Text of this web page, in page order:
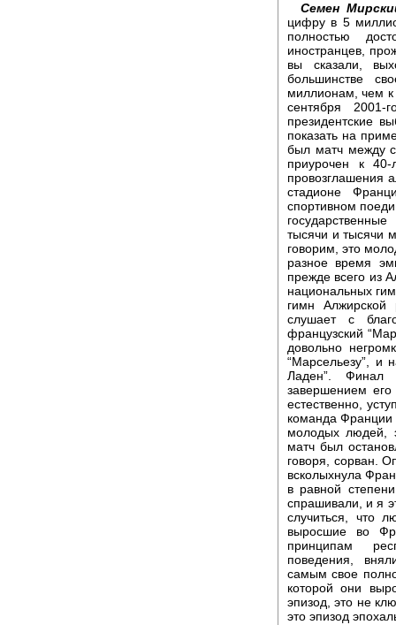
Семен
цифру в 5
полностью
иностранцев,
вы сказали,
большинстве
миллионам, чем к
сентября
президентские
показать на
был матч между
приурочен к
провозглашения
стадионе
спортивном
тысячи и тысячи
говорим, это
разное время
прежде всего из
национальных
гимн Алжирской
слушает с
французский
довольно
“Марсельезу”, и
Ладен”. Финал
завершением
естественно,
команда Франции
молодых людей,
матч был
говоря, сорван.
всколыхнула
в равной
спрашивали, и я
случиться, что
выросшие во
принципам
поведения,
самым свое
которой они
эпизод, это не
это эпизод